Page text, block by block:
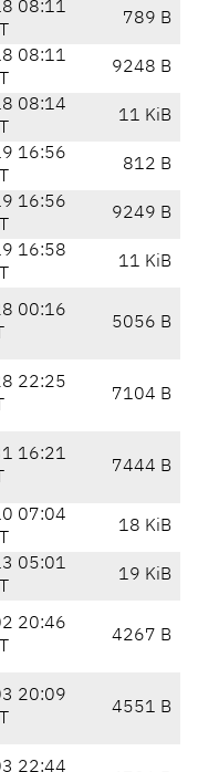
08:11
789 B
08:11
9248 B
08:14
11 KiB
16:56
812 B
16:56
9249 B
16:58
11 KiB
00:16
5056 B
22:25
7104 B
16:21
7444 B
07:04
18 KiB
05:01
19 KiB
20:46
4267 B
20:09
4551 B
22:44